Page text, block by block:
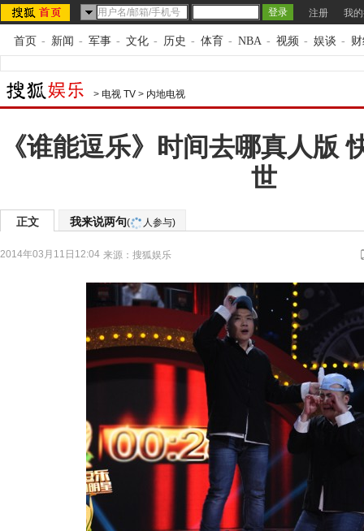
注册 我
首页 - 新闻 - 军事 - 文化 - 历史 - 体育 - NBA - 视频 - 娱谈 -
> 电视 TV > 内地电视
《谁能逗乐》时间去哪真人版
世
正文 我来说两句( 人参与)
2014年03月11日12:04 来源： 搜狐娱乐